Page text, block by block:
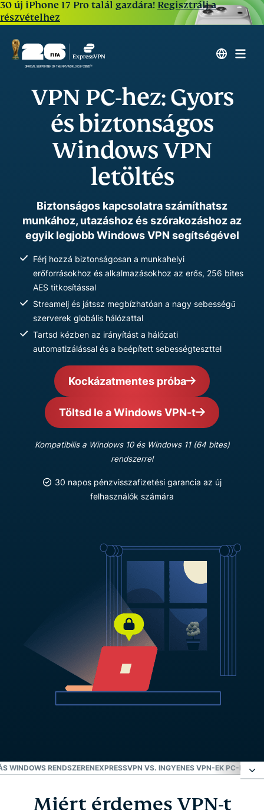
30 új iPhone 17 Pro talál gazdára! Regisztrálj a
részvételhez
VPN PC-hez: Gyors
és biztonságos
Windows VPN
letöltés
Biztonságos kapcsolatra számíthatsz
munkához, utazáshoz és szórakozáshoz az
egyik legjobb Windows VPN segítségével
Férj hozzá biztonságosan a munkahelyi
erőforrásokhoz és alkalmazásokhoz az erős, 256 bites
AES titkosítással
Streamelj és játssz megbízhatóan a nagy sebességű
szerverek globális hálózattal
Tartsd kézben az irányítást a hálózati
automatizálással és a beépített sebességteszttel
Kockázatmentes próba
Töltsd le a Windows VPN-t
Kompatibilis a Windows 10 és Windows 11 (64 bites)
rendszerrel
30 napos pénzvisszafizetési garancia az új
felhasználók számára
WINDOWS RENDSZERENEXPRESSVPN VS. INGYENES VPN-EK PC-RE
Miért érdemes VPN-t használni Windows PC-n?
Miért érdemes VPN-t